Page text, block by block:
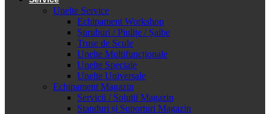
Unelte Service
Echipament Workshop
Șuruburi / Piulițe / Șaibe
Truse de Scule
Unelte Multifuncționale
Unelte Speciale
Unelte Universale
Echipament Magazin
Servicii / Soluții Magazin
Standuri și Suporturi Magazin